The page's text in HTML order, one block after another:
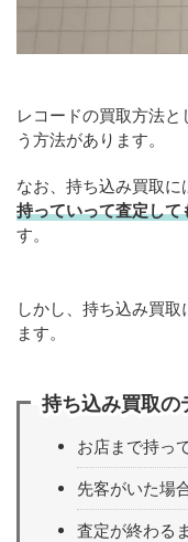
レコードの買取方法
う方法があります。
なお、持ち込み買取に
持っていって査定して
す。
しかし、持ち込み買
ます。
持ち込み買取の
お店まで持っ
先客がいた場
査定が終わる